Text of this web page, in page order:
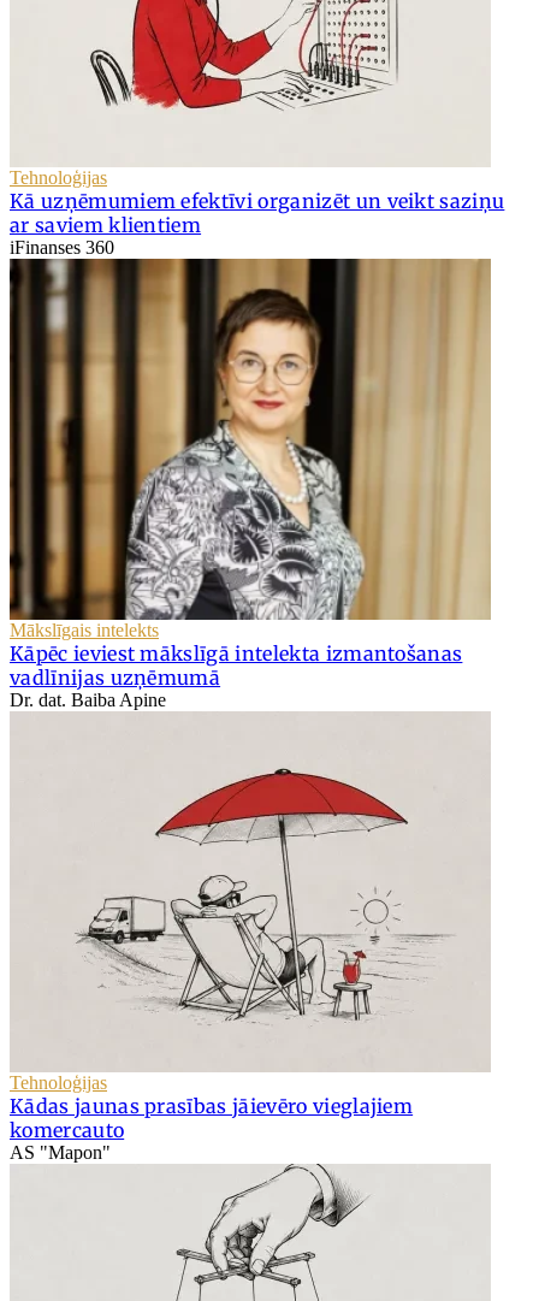
Tehnoloģijas
Kā uzņēmumiem efektīvi organizēt un veikt saziņu
ar saviem klientiem
iFinanses 360
Mākslīgais intelekts
Kāpēc ieviest mākslīgā intelekta izmantošanas
vadlīnijas uzņēmumā
Dr. dat. Baiba Apine
Tehnoloģijas
Kādas jaunas prasības jāievēro vieglajiem
komercauto
AS "Mapon"